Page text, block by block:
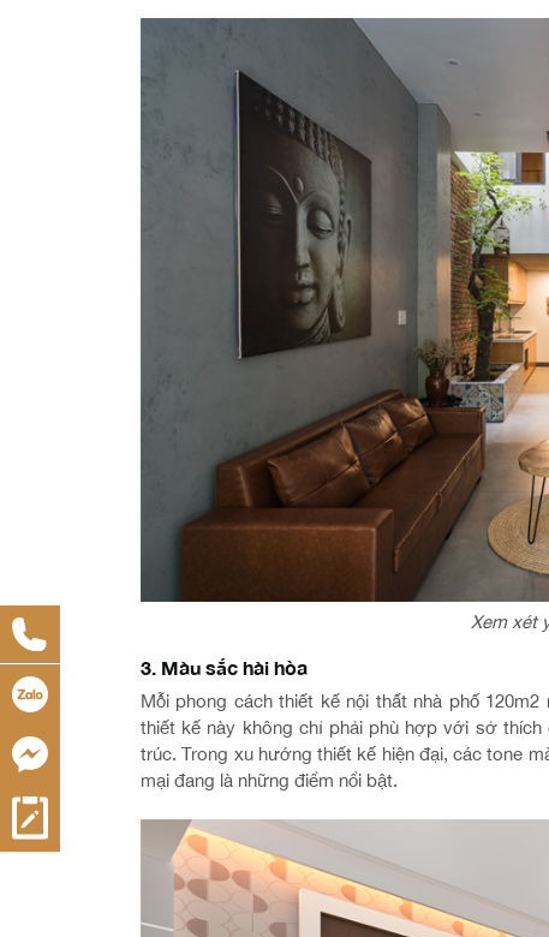
Xem xét
3. Màu sắc hài hòa
Mỗi phong cách thiết kế nội thất nhà phố
thiết kế này không chỉ phải phù hợp với sở
trúc. Trong xu hướng thiết kế hiện đại, các tone
mại đang là những điểm nổi bật.